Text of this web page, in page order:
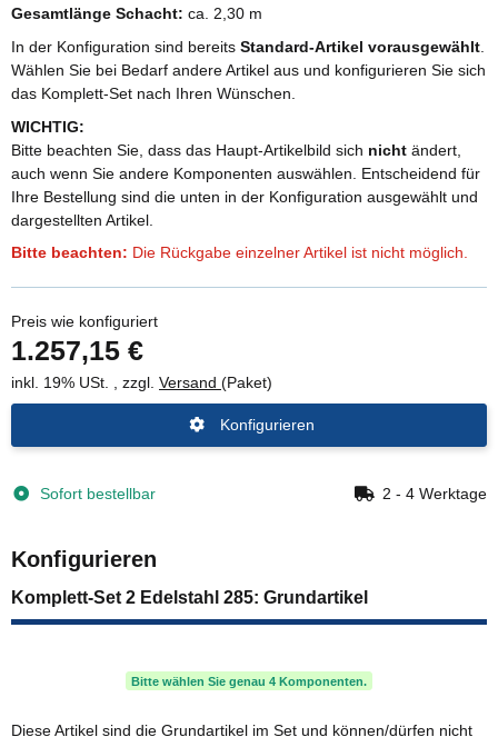
Gesamtlänge Schacht: ca. 2,30 m
In der Konfiguration sind bereits Standard-Artikel vorausgewählt
Wählen Sie bei Bedarf andere Artikel aus und konfigurieren Sie sich
das Komplett-Set nach Ihren Wünschen.
WICHTIG:
Bitte beachten Sie, dass das Haupt-Artikelbild sich nicht ändert,
auch wenn Sie andere Komponenten auswählen. Entscheidend für
Ihre Bestellung sind die unten in der Konfiguration ausgewählt und
dargestellten Artikel.
Bitte beachten: Die Rückgabe einzelner Artikel ist nicht möglich.
Preis wie konfiguriert
1.257,15 €
inkl. 19% USt. , zzgl. Versand (Paket)
Konfigurieren
Sofort bestellbar 2 - 4 Werktage
Konfigurieren
Komplett-Set 2 Edelstahl 285: Grundartikel
Bitte wählen Sie genau 4 Komponenten.
Diese Artikel sind die Grundartikel im Set und können/dürfen nicht